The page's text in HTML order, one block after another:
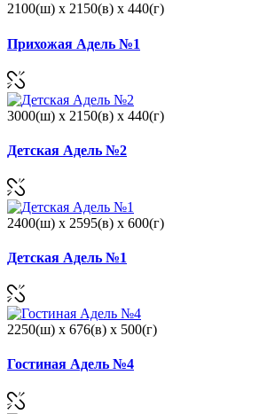
2100(ш) x 2150(в) x 440(г)
Прихожая Адель №1
3000(ш) x 2150(в) x 440(г)
Детская Адель №2
2400(ш) x 2595(в) x 600(г)
Детская Адель №1
2250(ш) x 676(в) x 500(г)
Гостиная Адель №4